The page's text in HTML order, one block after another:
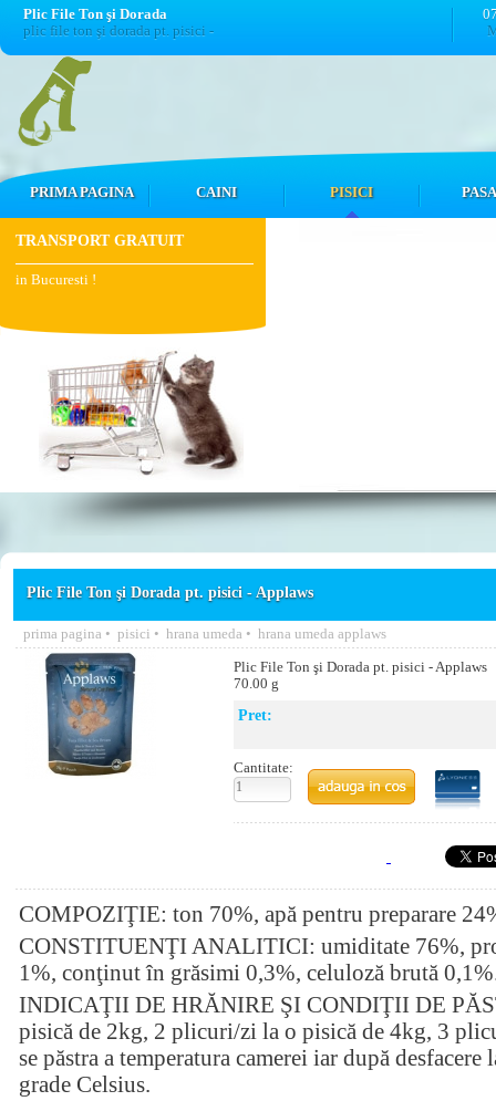
Plic File Ton şi Dorada
plic file ton şi dorada pt. pisici -
PRIMA PAGINA CAINI PISICI
TRANSPORT GRATUIT
in Bucuresti !
Plic File Ton şi Dorada pt. pisici - Applaws
prima pagina • pisici • hrana umeda • hrana umeda applaws
Plic File Ton şi Dorada pt. pisici - Applaws
70.00 g
Pret:
Cantitate:
COMPOZIŢIE: ton 70%, apă pentru preparare
CONSTITUENŢI ANALITICI: umiditate 76%,
1%, conţinut în grăsimi 0,3%, celuloză brută
INDICAŢII DE HRĂNIRE ŞI CONDIŢII DE
pisică de 2kg, 2 plicuri/zi la o pisică de 4kg, 3
se păstra a temperatura camerei iar după desfacere
grade Celsius.